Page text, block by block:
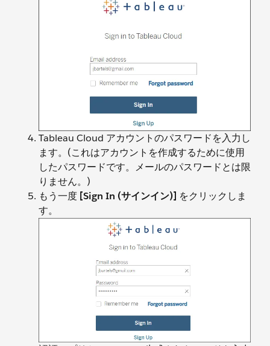
Tableau Cloud アカウントのパスワードを入力し
ます。(これはアカウントを作成するために使用
したパスワードです。メールのパスワードとは限
りません。)
もう一度 [Sign In (サインイン)] をクリックしま
す。